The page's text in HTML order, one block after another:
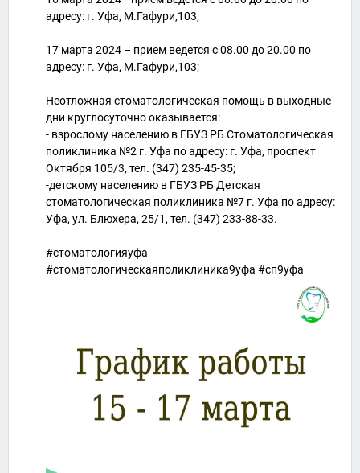
адресу: г. Уфа, М.Гафури,103;
17 марта 2024 – прием ведется с 08.00 до 20.00 по
адресу: г. Уфа, М.Гафури,103;
Неотложная стоматологическая помощь в выходные
дни круглосуточно оказывается:
- взрослому населению в ГБУЗ РБ Стоматологическая
поликлиника №2 г. Уфа по адресу: г. Уфа, проспект
Октября 105/3, тел. (347) 235-45-35;
-детскому населению в ГБУЗ РБ Детская
стоматологическая поликлиника №7 г. Уфа по адресу:
Уфа, ул. Блюхера, 25/1, тел. (347) 233-88-33.
#стоматологияуфа
#стоматологическаяполиклиника9уфа #сп9уфа